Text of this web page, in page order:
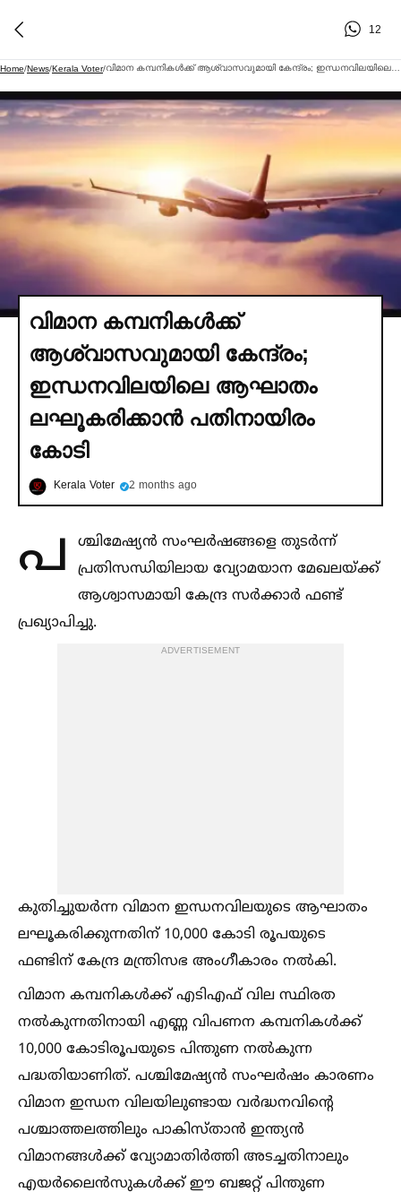
12
Home/News/Kerala Voter/
വിമാന കമ്പനികള്‍ക്ക്
ആശ്വാസവുമായി കേന്ദ്രം;
ഇന്ധനവിലയിലെ ആഘാതം
ലഘൂകരിക്കാൻ പതിനായിരം
കോടി
Kerala Voter 2 months ago
പ
ശ്ചിമേഷ്യൻ സംഘർഷങ്ങളെ തുടർന്ന്
പ്രതിസന്ധിയിലായ വ്യോമയാന മേഖലയ്ക്ക്
ആശ്വാസമായി കേന്ദ്ര സർക്കാർ ഫണ്ട്
പ്രഖ്യാപിച്ചു.
ADVERTISEMENT
കുതിച്ചുയർന്ന വിമാന ഇന്ധനവിലയുടെ ആഘാതം
ലഘൂകരിക്കുന്നതിന് 10,000 കോടി രൂപയുടെ
ഫണ്ടിന് കേന്ദ്ര മന്ത്രിസഭ അംഗീകാരം നല്‍കി.
വിമാന കമ്പനികള്‍ക്ക് എടിഎഫ് വില സ്ഥിരത
നല്‍കുന്നതിനായി എണ്ണ വിപണന കമ്പനികള്‍ക്ക്
10,000 കോടിരൂപയുടെ പിന്തുണ നല്‍കുന്ന
പദ്ധതിയാണിത്. പശ്ചിമേഷ്യൻ സംഘർഷം കാരണം
വിമാന ഇന്ധന വിലയിലുണ്ടായ വർദ്ധനവിന്റെ
പശ്ചാത്തലത്തിലും പാകിസ്താൻ ഇന്ത്യൻ
വിമാനങ്ങള്‍ക്ക് വ്യോമാതിർത്തി അടച്ചതിനാലും
എയർലൈൻസുകള്‍ക്ക് ഈ ബജറ്റ് പിന്തുണ